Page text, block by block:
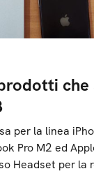
per la linea
Pro M2 ed
Headset per la